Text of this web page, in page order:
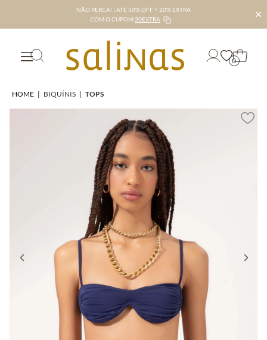
NÃO PERCA! | ATÉ 50% OFF + 20% EXTRA
COM O CUPOM 20EXTRA ✕
0
HOME | BIQUÍNIS | TOPS